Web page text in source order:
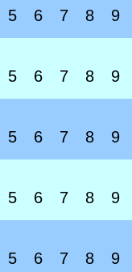
5 6 7 8 9
5 6 7 8 9
5 6 7 8 9
5 6 7 8 9
5 6 7 8 9